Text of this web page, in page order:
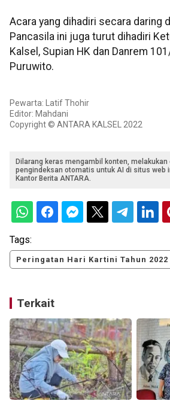
Acara yang dihadiri secara daring
Pancasila ini juga turut dihadiri
Kalsel, Supian HK dan Danrem
Puruwito.
Pewarta: Latif Thohir
Editor: Mahdani
Copyright © ANTARA KALSEL 2022
Dilarang keras mengambil konten, melakukan
pengindeksan otomatis untuk AI di situs web
Kantor Berita ANTARA.
Tags:
Peringatan Hari Kartini Tahun 2022
Terkait